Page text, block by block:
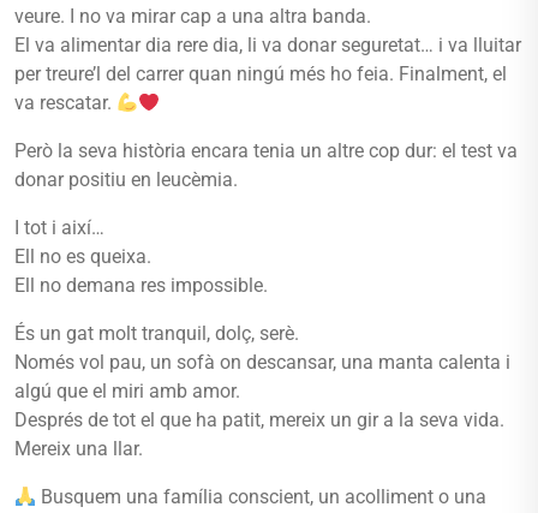
veure. I no va mirar cap a una altra banda.
El va alimentar dia rere dia, li va donar seguretat… i va lluitar
per treure’l del carrer quan ningú més ho feia. Finalment, el
va rescatar.
Però la seva història encara tenia un altre cop dur: el test va
donar positiu en leucèmia.
I tot i així…
Ell no es queixa.
Ell no demana res impossible.
És un gat molt tranquil, dolç, serè.
Només vol pau, un sofà on descansar, una manta calenta i
algú que el miri amb amor.
Després de tot el que ha patit, mereix un gir a la seva vida.
Mereix una llar.
Busquem una família conscient, un acolliment o una